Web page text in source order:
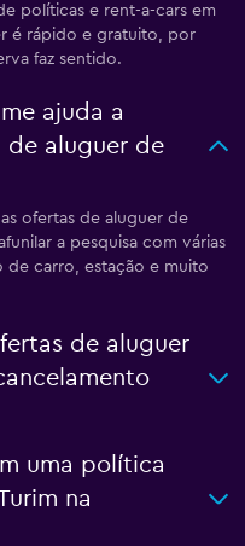
políticas e rent-a-cars em
é rápido e gratuito, por
faz sentido.
ajuda a
de aluguer de
ofertas de aluguer de
a pesquisa com várias
carro, estação e muito
de aluguer
uma política
na